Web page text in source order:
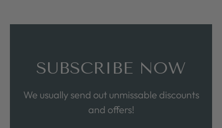
SUBSCRIBE NOW
We usually send out unmissable discounts
and offers!